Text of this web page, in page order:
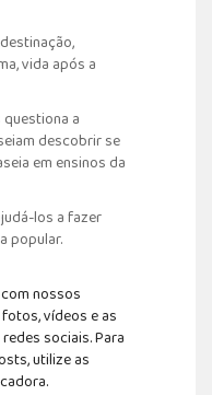
vida após a
a
descobrir se
em ensinos da
los a fazer
popular.
nossos
vídeos e as
sociais. Para
utilize as